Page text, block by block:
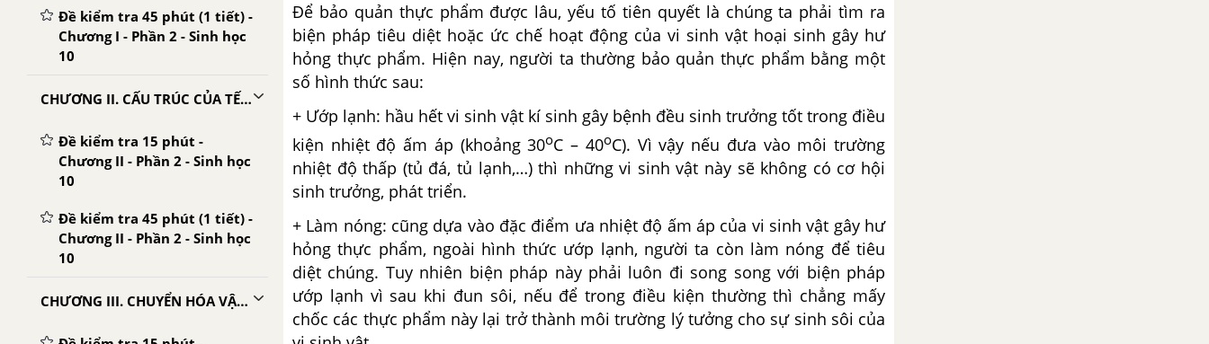
Đề kiểm tra 45 phút (1 tiết) -
Chương I - Phần 2 - Sinh học
10
CHƯƠNG II. CẤU TRÚC CỦA TẾ BÀO
Đề kiểm tra 15 phút -
Chương II - Phần 2 - Sinh học
10
Đề kiểm tra 45 phút (1 tiết) -
Chương II - Phần 2 - Sinh học
10
CHƯƠNG III. CHUYỂN HÓA VẬT CHẤT VÀ NĂNG LƯỢNG TRONG TẾ BÀO
Để bảo quản thực phẩm được lâu, yếu tố tiên quyết là chúng ta phải tìm ra
biện pháp tiêu diệt hoặc ức chế hoạt động của vi sinh vật hoại sinh gây hư
hỏng thực phẩm. Hiện nay, người ta thường bảo quản thực phẩm bằng một
số hình thức sau:
+ Ướp lạnh: hầu hết vi sinh vật kí sinh gây bệnh đều sinh trưởng tốt trong điều
kiện nhiệt độ ấm áp (khoảng 30oC – 40oC). Vì vậy nếu đưa vào môi trường
nhiệt độ thấp (tủ đá, tủ lạnh,…) thì những vi sinh vật này sẽ không có cơ hội
sinh trưởng, phát triển.
+ Làm nóng: cũng dựa vào đặc điểm ưa nhiệt độ ấm áp của vi sinh vật gây hư
hỏng thực phẩm, ngoài hình thức ướp lạnh, người ta còn làm nóng để tiêu
diệt chúng. Tuy nhiên biện pháp này phải luôn đi song song với biện pháp
ướp lạnh vì sau khi đun sôi, nếu để trong điều kiện thường thì chẳng mấy
chốc các thực phẩm này lại trở thành môi trường lý tưởng cho sự sinh sôi của